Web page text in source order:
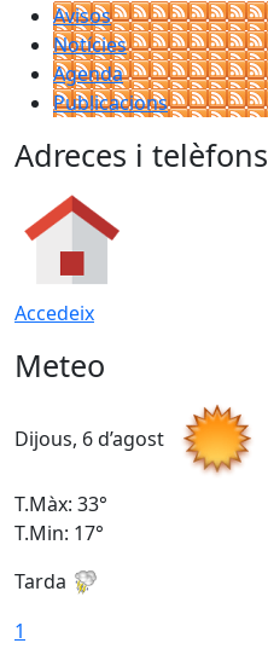
Avisos
Notícies
Agenda
Publicacions
Adreces i telèfons
Accedeix
Meteo
Dijous, 6 d’agost
T.Màx: 33°
T.Min: 17°
Tarda
1